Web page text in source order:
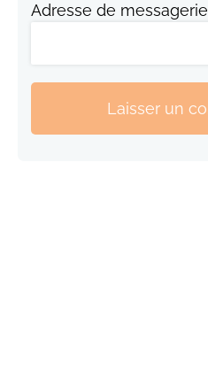
Adresse de messagerie
Laisser un